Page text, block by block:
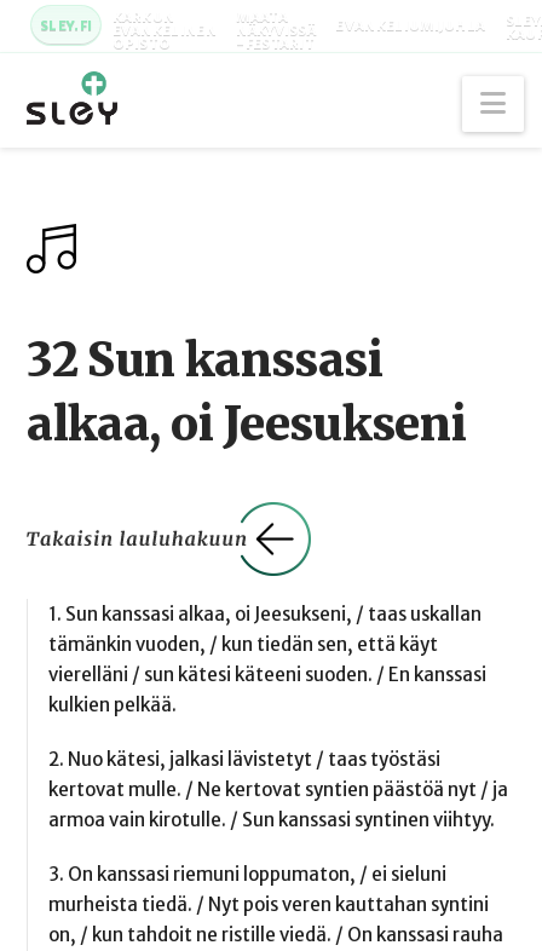
SLEY.FI KARKUN
EVANKELINEN
OPISTO
MAATA
NÄKYVISSÄ
-FESTARIT
EVANKELIUMIJUHLA
32 Sun kanssasi
alkaa, oi Jeesukseni
1. Sun kanssasi alkaa, oi Jeesukseni, / taas uskallan
tämänkin vuoden, / kun tiedän sen, että käyt
vierelläni / sun kätesi käteeni suoden. / En kanssasi
kulkien pelkää.
2. Nuo kätesi, jalkasi lävistetyt / taas työstäsi
kertovat mulle. / Ne kertovat syntien päästöä nyt / ja
armoa vain kirotulle. / Sun kanssasi syntinen viihtyy.
3. On kanssasi riemuni loppumaton, / ei sieluni
murheista tiedä. / Nyt pois veren kauttahan syntini
on, / kun tahdoit ne ristille viedä. / On kanssasi rauha